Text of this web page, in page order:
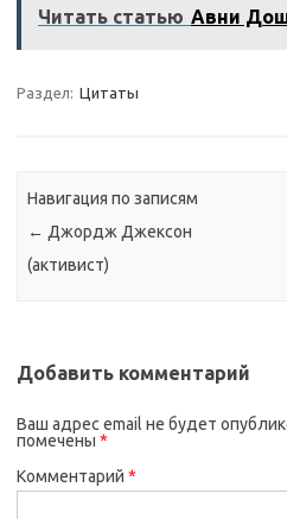
Читать статью Авни
Раздел: Цитаты
Навигация по записям
← Джордж Джексон
(активист)
Добавить комментарий
Ваш адрес email не будет
помечены *
Комментарий *